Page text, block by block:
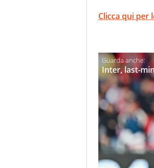
Clicca qui per
Inter, last-